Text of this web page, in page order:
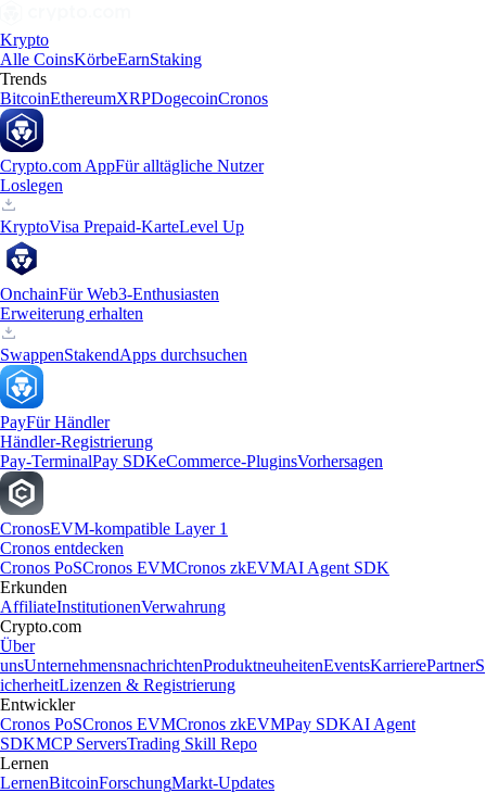
Krypto
Alle CoinsKörbeEarnStaking
Trends
BitcoinEthereumXRPDogecoinCronos
Crypto.com AppFür alltägliche Nutzer
Loslegen
KryptoVisa Prepaid-KarteLevel Up
OnchainFür Web3-Enthusiasten
Erweiterung erhalten
SwappenStakendApps durchsuchen
PayFür Händler
Händler-Registrierung
Pay-TerminalPay SDKeCommerce-PluginsVorhersagen
CronosEVM-kompatible Layer 1
Cronos entdecken
Cronos PoSCronos EVMCronos zkEVMAI Agent SDK
Erkunden
AffiliateInstitutionenVerwahrung
Crypto.com
Über
unsUnternehmensnachrichtenProduktneuheitenEventsKarrierePartnerS
icherheitLizenzen & Registrierung
Entwickler
Cronos PoSCronos EVMCronos zkEVMPay SDKAI Agent
SDKMCP ServersTrading Skill Repo
Lernen
LernenBitcoinForschungMarkt-Updates